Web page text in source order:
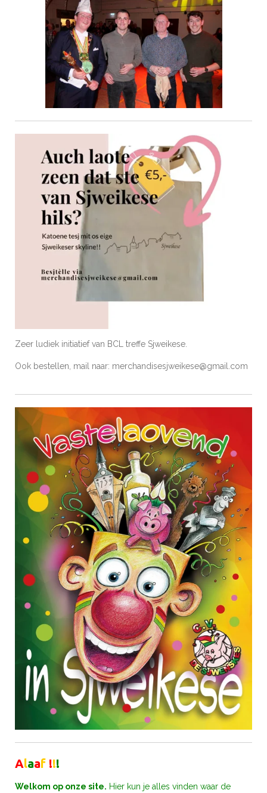
Zeer ludiek initiatief van BCL treffe Sjweikese.
Ook bestellen, mail naar: merchandisesjweikese@gmail.com
Alaaf !!!
Welkom op onze site. Hier kun je alles vinden waar de